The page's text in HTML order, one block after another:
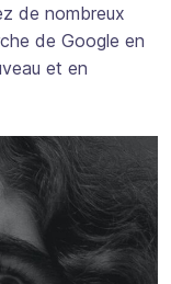
de nombreux
de Google en
et en